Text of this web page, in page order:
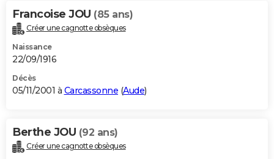
Francoise JOU (85 ans)
Créer une cagnotte obsèques
Naissance
22/09/1916
Décès
05/11/2001 à Carcassonne (Aude)
Berthe JOU (92 ans)
Créer une cagnotte obsèques